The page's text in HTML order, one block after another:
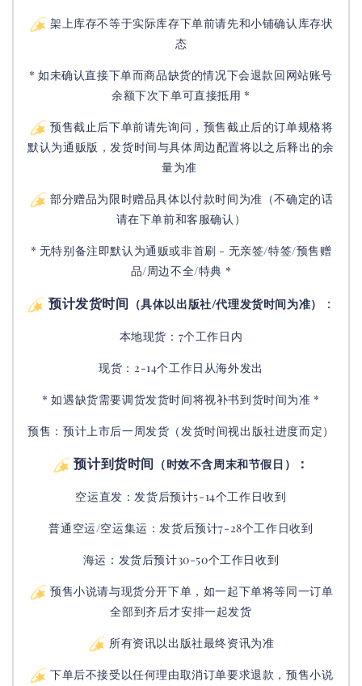
架上库存不等于实际库存下单前请先和小铺确认库存状
态
* 如未确认直接下单而商品缺货的情况下会退款回网站账号
余额下次下单可直接抵用 *
预售截止后下单前请先询问，预售截止后的订单规格将
默认为通贩版，发货时间与具体周边配置将以之后释出的余
量为准
部分赠品为限时赠品具体以付款时间为准（不确定的话
请在下单前和客服确认）
* 无特别备注即默认为通贩或非首刷 - 无亲签/特签/预售赠
品/周边不全/特典 *
预计发货时间 （具体以出版社/代理发货时间为准） ：
本地现货：7个工作日内
现货：2-14个工作日从海外发出
* 如遇缺货需要调货发货时间将视补书到货时间为准 *
预售：预计上市后一周发货（发货时间视出版社进度而定）
预计到货时间 （时效不含周末和节假日） ：
空运直发：发货后预计5-14个工作日收到
普通空运/空运集运：发货后预计7-28个工作日收到
海运：发货后预计30-50个工作日收到
预售小说请与现货分开下单，如一起下单将等同一订单
全部到齐后才安排一起发货
所有资讯以出版社最终资讯为准
下单后不接受以任何理由取消订单要求退款，预售小说